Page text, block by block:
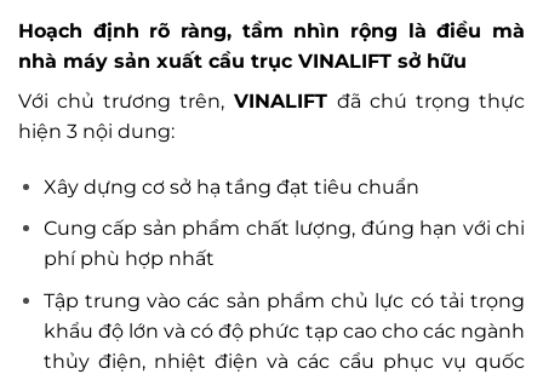
Hoạch định rõ ràng, tầm nhìn rộng là điều mà
nhà máy sản xuất cầu trục VINALIFT sở hữu
Với chủ trương trên, VINALIFT đã chú trọng thực
hiện 3 nội dung:
Xây dựng cơ sở hạ tầng đạt tiêu chuẩn
Cung cấp sản phẩm chất lượng, đúng hạn với chi
phí phù hợp nhất
Tập trung vào các sản phẩm chủ lực có tải trọng
khẩu độ lớn và có độ phức tạp cao cho các ngành
thủy điện, nhiệt điện và các cẩu phục vụ quốc